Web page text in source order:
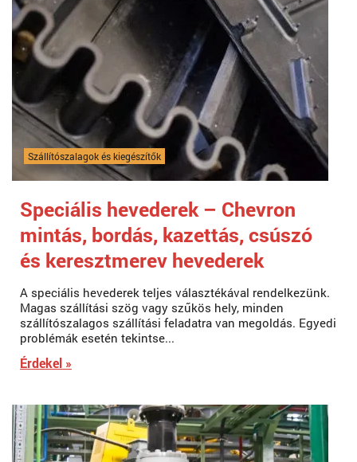
Szállítószalagok és kiegészítők
Speciális hevederek – Chevron
mintás, bordás, kazettás, csúszó
és keresztmerev hevederek
A speciális hevederek teljes választékával rendelkezünk.
Magas szállítási szög vagy szűkös hely, minden
szállítószalagos szállítási feladatra van megoldás. Egyedi
problémák esetén tekintse...
Érdekel »